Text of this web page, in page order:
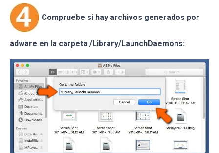
Compruebe si hay archivos generados por
adware en la carpeta /Library/LaunchDaemons: